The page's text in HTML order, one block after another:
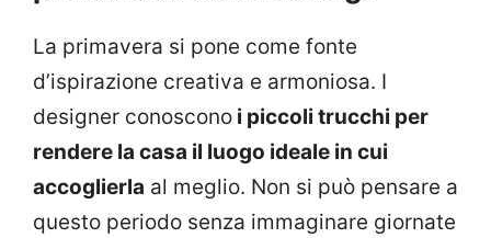
La primavera si pone come fonte
d’ispirazione creativa e armoniosa. I
designer conoscono i piccoli trucchi per
rendere la casa il luogo ideale in cui
accoglierla al meglio. Non si può pensare a
questo periodo senza immaginare giornate